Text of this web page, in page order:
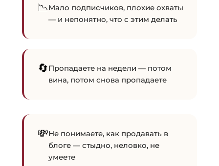
📉Мало подписчиков, плохие охваты
— и непонятно, что с этим делать
🔄Пропадаете на недели — потом
вина, потом снова пропадаете
💸Не понимаете, как продавать в
блоге — стыдно, неловко, не
умеете